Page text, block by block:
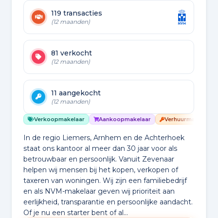
119 transacties
(12 maanden)
81 verkocht
(12 maanden)
11 aangekocht
(12 maanden)
Verkoopmakelaar Aankoopmakelaar Verhuurmakelaar
In de regio Liemers, Arnhem en de Achterhoek
staat ons kantoor al meer dan 30 jaar voor als
betrouwbaar en persoonlijk. Vanuit Zevenaar
helpen wij mensen bij het kopen, verkopen of
taxeren van woningen. Wij zijn een familiebedrijf
en als NVM-makelaar geven wij prioriteit aan
eerlijkheid, transparantie en persoonlijke aandacht.
Of je nu een starter bent of al...